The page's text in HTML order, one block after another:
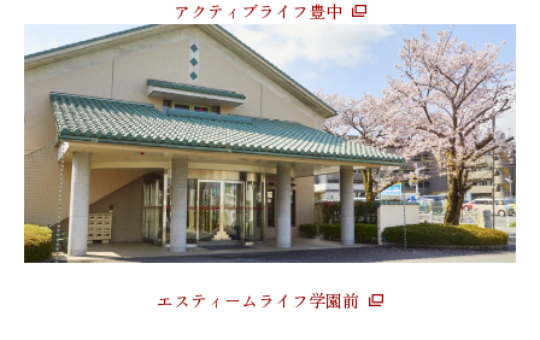
アクティブライフ豊中
エスティームライフ学園前